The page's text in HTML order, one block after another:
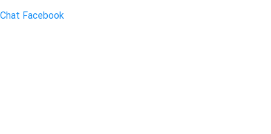
Chat Facebook